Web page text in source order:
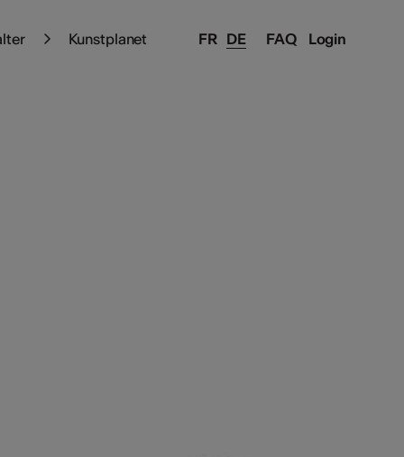
FAQ Login
FR DE
Kunstplanet